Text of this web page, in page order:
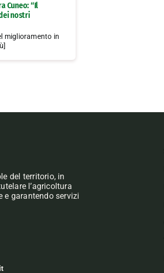
Cuneo: “Il
nostri
miglioramento in
del territorio, in
l’agricoltura
e garantendo servizi